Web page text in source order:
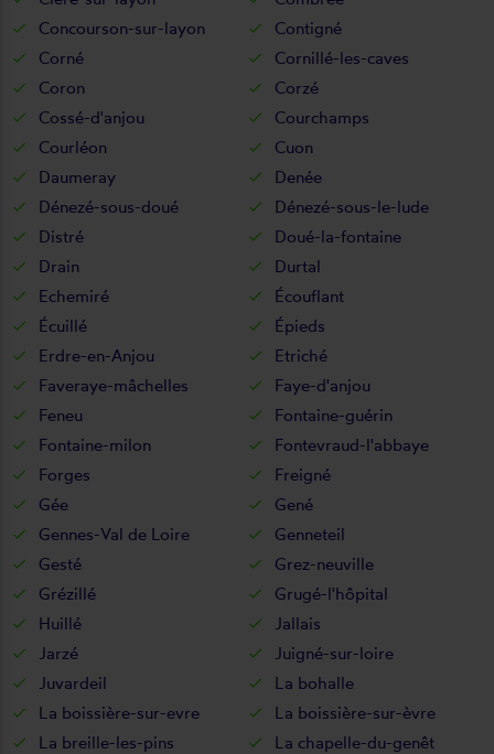
Concourson-sur-layon
Contigné
Corné
Cornillé-les-caves
Coron
Corzé
Cossé-d'anjou
Courchamps
Courléon
Cuon
Daumeray
Denée
Dénezé-sous-doué
Dénezé-sous-le-lude
Distré
Doué-la-fontaine
Drain
Durtal
Echemiré
Écouflant
Écuillé
Épieds
Erdre-en-Anjou
Etriché
Faveraye-mâchelles
Faye-d'anjou
Feneu
Fontaine-guérin
Fontaine-milon
Fontevraud-l'abbaye
Forges
Freigné
Gée
Gené
Gennes-Val de Loire
Genneteil
Gesté
Grez-neuville
Grézillé
Grugé-l'hôpital
Huillé
Jallais
Jarzé
Juigné-sur-loire
Juvardeil
La bohalle
La boissière-sur-evre
La boissière-sur-èvre
La breille-les-pins
La chapelle-du-genêt